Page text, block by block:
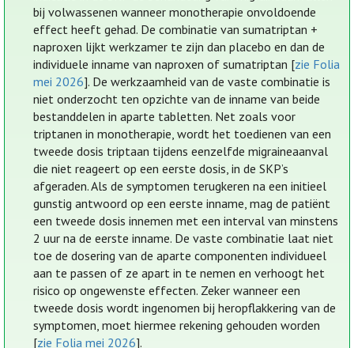
bij volwassenen wanneer monotherapie onvoldoende
effect heeft gehad. De combinatie van sumatriptan +
naproxen lijkt werkzamer te zijn dan placebo en dan de
individuele inname van naproxen of sumatriptan [zie Folia
mei 2026]. De werkzaamheid van de vaste combinatie is
niet onderzocht ten opzichte van de inname van beide
bestanddelen in aparte tabletten. Net zoals voor
triptanen in monotherapie, wordt het toedienen van een
tweede dosis triptaan tijdens eenzelfde migraineaanval
die niet reageert op een eerste dosis, in de SKP’s
afgeraden. Als de symptomen terugkeren na een initieel
gunstig antwoord op een eerste inname, mag de patiënt
een tweede dosis innemen met een interval van minstens
2 uur na de eerste inname. De vaste combinatie laat niet
toe de dosering van de aparte componenten individueel
aan te passen of ze apart in te nemen en verhoogt het
risico op ongewenste effecten. Zeker wanneer een
tweede dosis wordt ingenomen bij heropflakkering van de
symptomen, moet hiermee rekening gehouden worden
[zie Folia mei 2026].